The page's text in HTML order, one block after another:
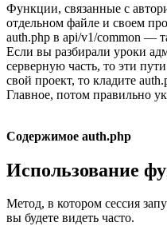
Функции, связанные с
отдельном файле и своем
auth.php в api/v1/common —
Если вы разбирали уроки
серверную часть, то эти
свой проект, то кладите
Главное, потом правильно
Содержимое auth.php
Использование
Метод, в котором сессия
вы будете видеть часто.